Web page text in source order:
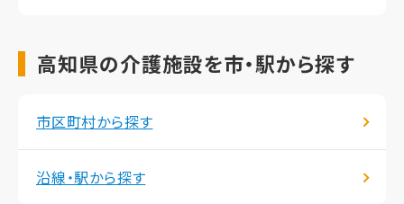
高知県の介護施設を市・駅から探す
市区町村から探す
沿線・駅から探す